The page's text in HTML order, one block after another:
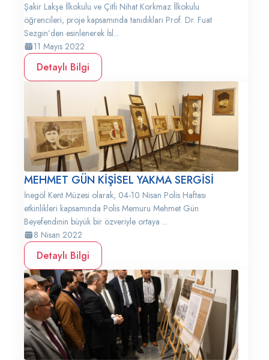
Şakir Lakşe İlkokulu ve Çitli Nihat Korkmaz İlkokulu
öğrencileri, proje kapsamında tanıdıkları Prof. Dr. Fuat
Sezgin’den esinlenerek İsl...
11 Mayıs 2022
Detaylı Bilgi
MEHMET GÜN KİŞİSEL YAKMA SERGİSİ
İnegöl Kent Müzesi olarak, 04-10 Nisan Polis Haftası
etkinlikleri kapsamında Polis Memuru Mehmet Gün
Beyefendinin büyük bir özveriyle ortaya ...
8 Nisan 2022
Detaylı Bilgi